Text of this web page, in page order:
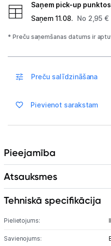
Viedierīces
Sadzīves
Sports un atpūta
Ražotāju
Piegāde un apmaksa
Tehnikas izvešana
Saņem pick-up punktos
Saņem 11.08. No 2,95 €
* Preču saņemšanas datums ir
Preču salīdzināšana
Pievienot sarakstam
Pieejamība
Atsauksmes
Tehniskā specifikācija
Pielietojums:
Savienojums: